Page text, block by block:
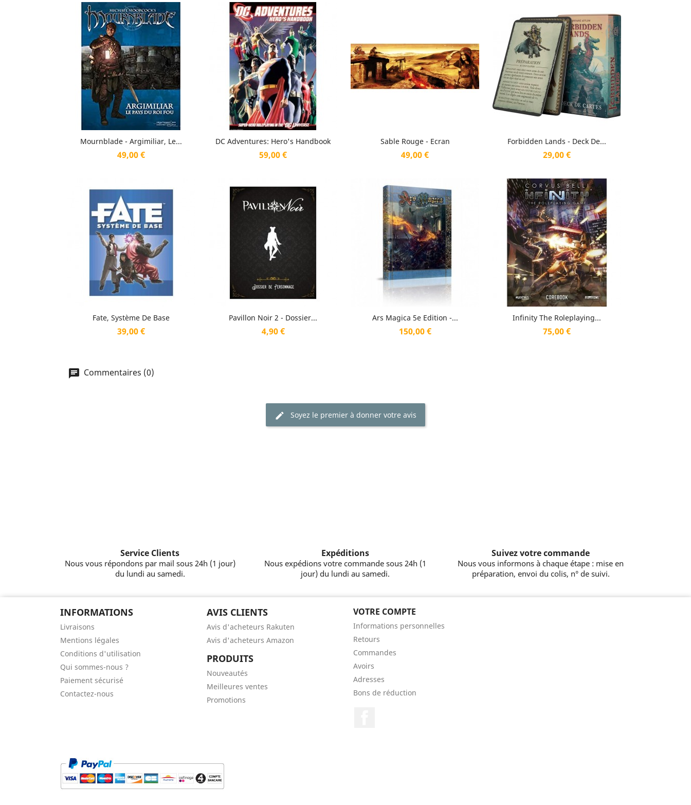
Mournblade - Argimiliar, Le...
Prix
49,00 €
Aperçu rapide DC Adventures: Hero's Handbook
Prix
59,00 €
Aperçu rapide Sable Rouge - Ecran
Prix
49,00 €
Aperçu rapide Forbidden Lands - Deck De...
Prix
29,00 €
Aperçu rapide
Fate, Système De Base
Prix
39,00 €
 Aperçu rapide Pavillon Noir 2 - Dossier...
Prix
4,90 €
Aperçu rapide Ars Magica 5e Edition -...
Prix
150,00 €
Aperçu rapide Infinity The Roleplaying...
Prix
75,00 €
Aperçu rapide
Commentaires (0)
Soyez le premier à donner votre avis
Service Clients
Nous vous répondons par mail sous 24h (1 jour)
du lundi au samedi.
Expéditions
Nous expédions votre commande sous 24h (1
jour) du lundi au samedi.
Suivez votre commande
Nous vous informons à chaque étape : mise en
préparation, envoi du colis, n° de suivi.
INFORMATIONS
Livraisons
Mentions légales
Conditions d'utilisation
Qui sommes-nous ?
Paiement sécurisé
Contactez-nous
AVIS CLIENTS
Avis d'acheteurs Rakuten
Avis d'acheteurs Amazon
PRODUITS
Nouveautés
Meilleures ventes
Promotions
VOTRE COMPTE
Informations personnelles
Retours
Commandes
Avoirs
Adresses
Bons de réduction